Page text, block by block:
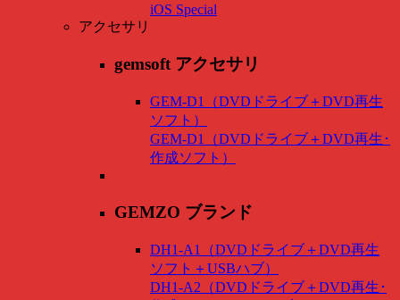
iOS Special
アクセサリ
gemsoft アクセサリ
GEM-D1（DVDドライブ＋DVD再生
ソフト）
GEM-D1（DVDドライブ＋DVD再生･
作成ソフト）
GEMZO ブランド
DH1-A1（DVDドライブ＋DVD再生
ソフト＋USBハブ）
DH1-A2（DVDドライブ＋DVD再生･